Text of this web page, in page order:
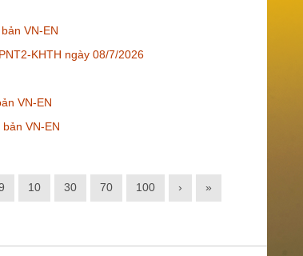
VN-EN
KHTH ngày 08/7/2026
VN-EN
VN-EN
10 30 70 100 › »